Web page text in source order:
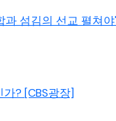
과 섬김의 선교 펼쳐
? [CBS광장]